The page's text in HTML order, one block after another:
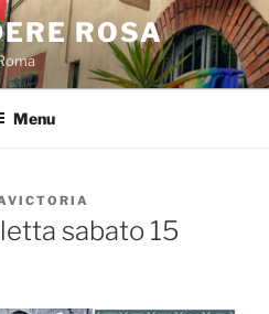
ROSA
Menu
sabato 15